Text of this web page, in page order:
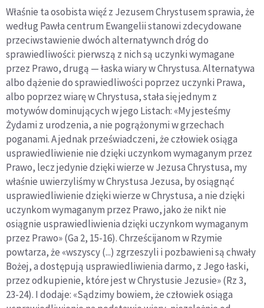
Właśnie ta osobista więź z Jezusem Chrystusem sprawia, że
według Pawła centrum Ewangelii stanowi zdecydowane
przeciwstawienie dwóch alternatywnch dróg do
sprawiedliwości: pierwszą z nich są uczynki wymagane
przez Prawo, drugą — łaska wiary w Chrystusa. Alternatywa
albo dążenie do sprawiedliwości poprzez uczynki Prawa,
albo poprzez wiarę w Chrystusa, stała się jednym z
motywów dominujących w jego Listach: «My jesteśmy
Żydami z urodzenia, a nie pogrążonymi w grzechach
poganami. A jednak przeświadczeni, że człowiek osiąga
usprawiedliwienie nie dzięki uczynkom wymaganym przez
Prawo, lecz jedynie dzięki wierze w Jezusa Chrystusa, my
właśnie uwierzyliśmy w Chrystusa Jezusa, by osiągnąć
usprawiedliwienie dzięki wierze w Chrystusa, a nie dzięki
uczynkom wymaganym przez Prawo, jako że nikt nie
osiągnie usprawiedliwienia dzięki uczynkom wymaganym
przez Prawo» (Ga 2, 15-16). Chrześcijanom w Rzymie
powtarza, że «wszyscy (...) zgrzeszyli i pozbawieni są chwały
Bożej, a dostępują usprawiedliwienia darmo, z Jego łaski,
przez odkupienie, które jest w Chrystusie Jezusie» (Rz 3,
23-24). I dodaje: «Sądzimy bowiem, że człowiek osiąga